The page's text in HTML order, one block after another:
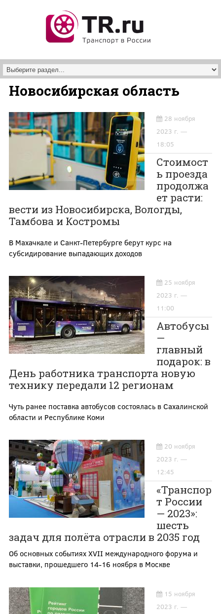
Новосибирская область
28 ноября
2023 г. —
18:05
Стоимост
ь проезда
продолжа
ет расти:
вести из Новосибирска, Вологды,
Тамбова и Костромы
В Махачкале и Санкт-Петербурге берут курс на
субсидирование выпадающих доходов
25 ноября
2023 г. —
11:00
Автобусы
—
главный
подарок: в
День работника транспорта новую
технику передали 12 регионам
Чуть ранее поставка автобусов состоялась в Сахалинской
области и Республике Коми
20 ноября
2023 г. —
12:45
«Транспор
т России
— 2023»:
шесть
задач для полёта отрасли в 2035 год
Об основных событиях XVII международного форума и
выставки, прошедшего 14-16 ноября в Москве
15 ноября
2023 г. —